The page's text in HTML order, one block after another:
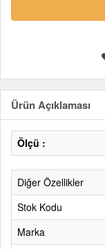
Ürün Açıklaması
Ölçü :
Diğer Özellikler
Stok Kodu
Marka